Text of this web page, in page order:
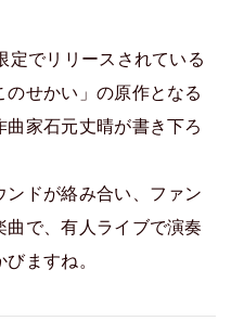
定でリリースされている
せかい」の原作となる
家石元丈晴が書き下ろ
ドが絡み合い、ファン
で、有人ライブで演奏
ますね。